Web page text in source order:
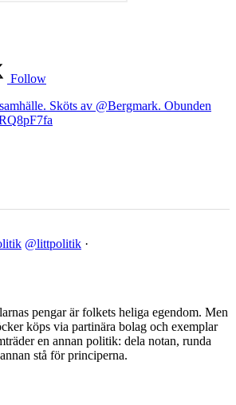
Follow
Sköts av @Bergmark. Obunden
@littpolitik ·
pengar är folkets heliga egendom. Men
köps via partinära bolag och exemplar
en annan politik: dela notan, runda
stå för principerna.